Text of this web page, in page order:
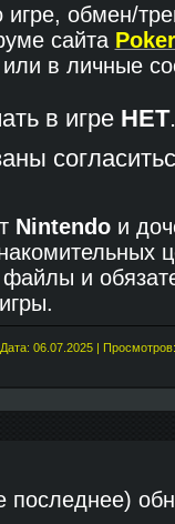
игре, обмен/
сайта
в личные
в игре НЕТ
Nintendo и
и
06.07.2025|
последнее)